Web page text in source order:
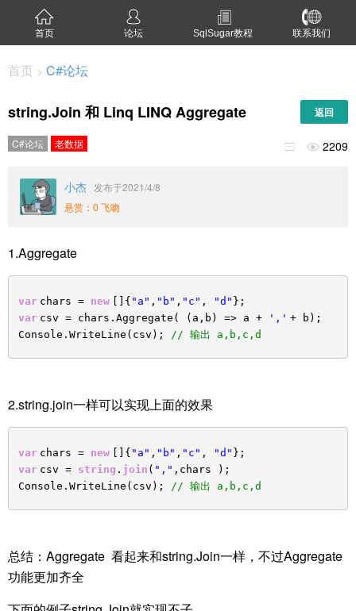
首页 论坛 SqlSugar教程 联系我们
首页 > C#论坛
string.Join 和 Linq LINQ Aggregate 返回
C#论坛 老数据   2209
小杰 发布于2021/4/8
悬赏：0 飞吻
1.Aggregate
var chars = new []{ "a" , "b" , "c" , "d" };
var csv = chars.Aggregate( (a,b) => a + ',' + b);
Console.WriteLine(csv); // 输出 a,b,c,d
2.string.join一样可以实现上面的效果
var chars = new []{ "a" , "b" , "c" , "d" };
var csv = string . join ( "," ,chars );
Console.WriteLine(csv);
// 输出 a,b,c,d
总结：Aggregate 看起来和string.Join一样，不过Aggregate
功能更加齐全